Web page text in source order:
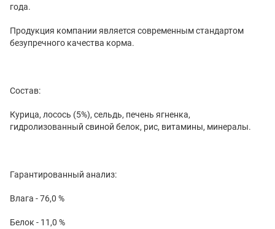
года.
Продукция компании является современным стандартом
безупречного качества корма.
Состав:
Курица, лосось (5%), сельдь, печень ягненка,
гидролизованный свиной белок, рис, витамины, минералы.
Гарантированный анализ:
Влага - 76,0 %
Белок - 11,0 %